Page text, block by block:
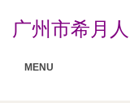
广州市希月
MENU